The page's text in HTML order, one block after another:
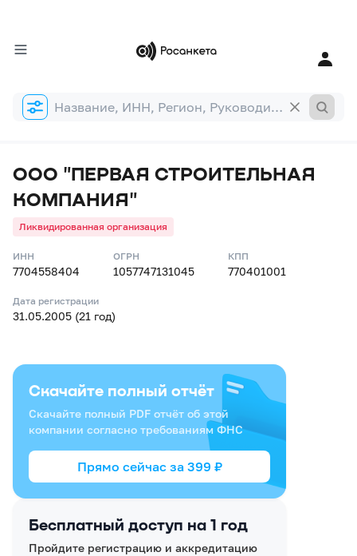
Форма
поиска
ООО "ПЕРВАЯ СТРОИТЕЛЬНАЯ
КОМПАНИЯ"
Ликвидированная организация
ИНН
7704558404
ОГРН
1057747131045
КПП
770401001
Дата регистрации
31.05.2005 (21 год)
Бесплатный доступ на 1 год
Пройдите регистрацию и аккредитацию
Скачайте полный отчёт
Скачайте полный PDF отчёт об этой
компании согласно требованиям ФНС
Прямо сейчас за 399 ₽